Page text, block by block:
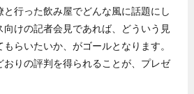
行った飲み屋でどんな風に話題にし
向けの記者会見であれば、どういう見
らいたいか、がゴールとなります。
おりの評判を得られることが、プレゼ